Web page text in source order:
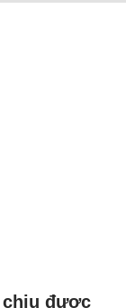
chịu được